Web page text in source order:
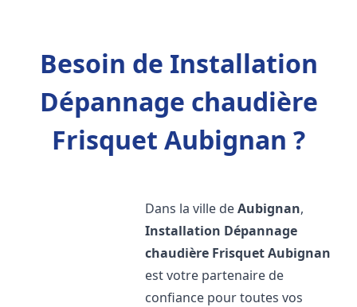
Besoin de Installation
Dépannage chaudière
Frisquet Aubignan ?
Dans la ville deAubignan,
Installation Dépannage
chaudière FrisquetAubignan
est votre partenaire de
confiance pour toutes vos